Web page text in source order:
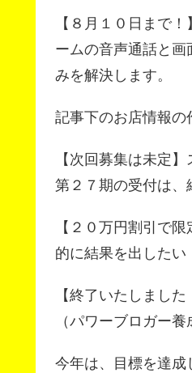
【８月１０日まで
ームの音声通話と
みを解決します。
記事下のお店情報の
【次回募集は未定
第２７期の受付は、
【２０万円割引で
的に結果を出したい
【終了いたしまし
（パワーブロガー
今年は、目標を達成